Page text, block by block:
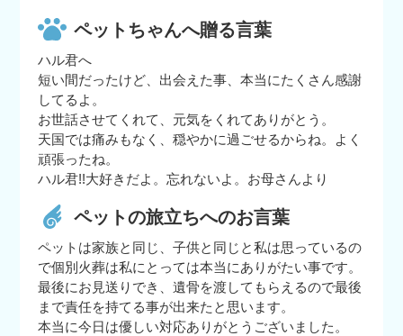
ペットちゃんへ贈る言葉
ハル君へ
短い間だったけど、出会えた事、本当にたくさん感謝
してるよ。
お世話させてくれて、元気をくれてありがとう。
天国では痛みもなく、穏やかに過ごせるからね。よく
頑張ったね。
ハル君!!大好きだよ。忘れないよ。お母さんより
ペットの旅立ちへのお言葉
ペットは家族と同じ、子供と同じと私は思っているの
で個別火葬は私にとっては本当にありがたい事です。
最後にお見送りでき、遺骨を渡してもらえるので最後
まで責任を持てる事が出来たと思います。
本当に今日は優しい対応ありがとうございました。